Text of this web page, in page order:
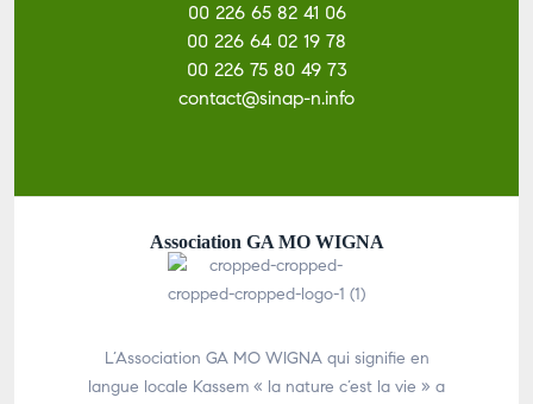
00 226 65 82 41 06
00 226 64 02 19 78
00 226 75 80 49 73
contact@sinap-n.info
Association GA MO WIGNA
L’Association GA MO WIGNA qui signifie en
langue locale Kassem « la nature c’est la vie » a